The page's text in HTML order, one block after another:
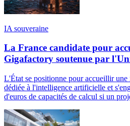
IA souveraine
La France candidate pour
Gigafactory soutenue par
L'État se positionne pour accueillir une
dédiée à l'intelligence artificielle et
d'euros de capacités de calcul si un